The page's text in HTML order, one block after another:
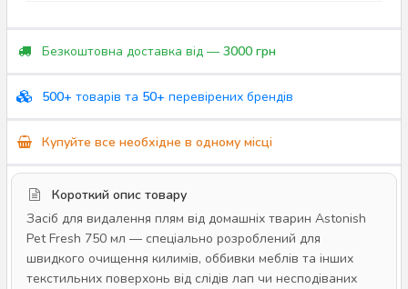
Безкоштовна доставка від — 3000 грн
500+ товарів та 50+ перевірених брендів
Купуйте все необхідне в одному місці
Короткий опис товару
Засіб для видалення плям від домашніх тварин Astonish
Pet Fresh 750 мл — спеціально розроблений для
швидкого очищення килимів, оббивки меблів та інших
текстильних поверхонь від слідів лап чи несподіваних